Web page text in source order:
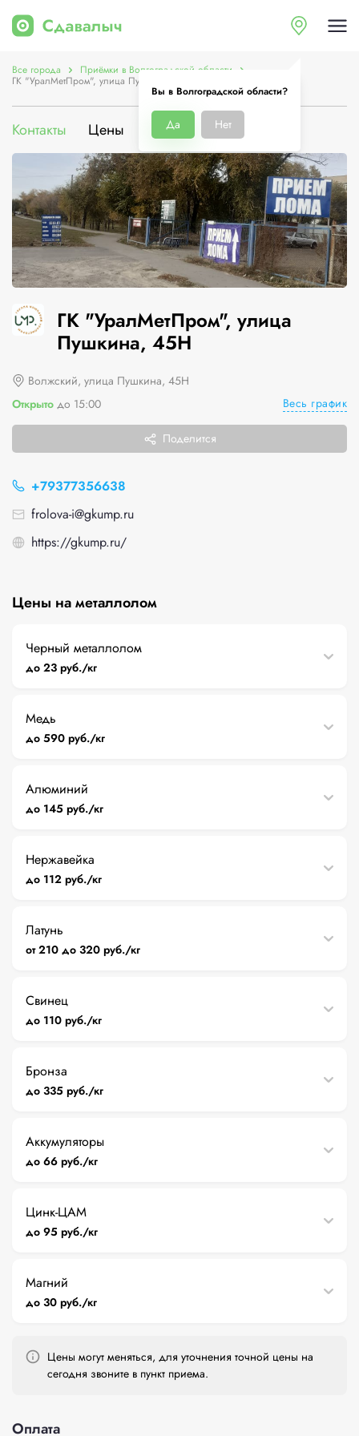
Вы в Волгоградской области?
Да Нет
Все города Приёмки в Волгоградской области
ГК "УралМетПром", улица Пушкина, 45Н
Контакты Цены Услуги О компании
ГК "УралМетПром", улица
Пушкина, 45Н
Волжский, улица Пушкина, 45Н
Открыто до 15:00 Весь график
Поделится
+79377356638
frolova-i@gkump.ru
https://gkump.ru/
Цены на металлолом
Черный металлолом
до 23 руб./кг
Медь
до 590 руб./кг
Алюминий
до 145 руб./кг
Нержавейка
до 112 руб./кг
Латунь
от 210 до 320 руб./кг
Свинец
до 110 руб./кг
Бронза
до 335 руб./кг
Аккумуляторы
до 66 руб./кг
Цинк-ЦАМ
до 95 руб./кг
Магний
до 30 руб./кг
Цены могут меняться, для уточнения точной цены на
сегодня звоните в пункт приема.
Оплата